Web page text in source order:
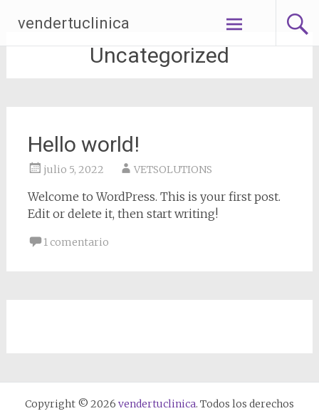
contenido
vendertuclinica
Uncategorized
Hello world!
julio 5, 2022 VETSOLUTIONS
Welcome to WordPress. This is your first post.
Edit or delete it, then start writing!
1 comentario
Copyright © 2026 vendertuclinica. Todos los derechos